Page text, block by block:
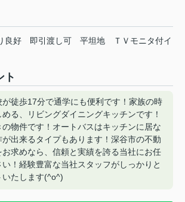
良好 即引渡し可 平坦地
ＴＶモニタ付イ
ト
が徒歩17分で通学にも便利です！家族の時
める、リビングダイニングキッチンです！
の物件です！オートバスはキッチンに居な
が出来るタイプもあります！深谷市の不動
お求めなら、信頼と実績を誇る当社にお任
！経験豊富な当社スタッフがしっかりと
いたします(^o^)